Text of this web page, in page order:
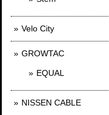
Velo City
GROWTAC
EQUAL
NISSEN CABLE